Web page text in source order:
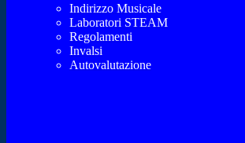
Indirizzo Musicale
Laboratori STEAM
Regolamenti
Invalsi
Autovalutazione